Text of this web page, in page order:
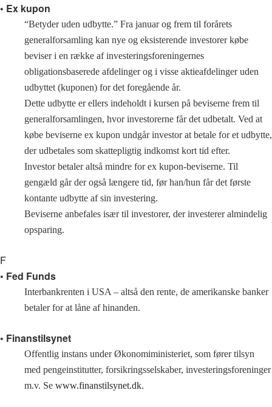
• Ex kupon
“Betyder uden udbytte.” Fra januar og frem til forårets
generalforsamling kan nye og eksisterende investorer købe
beviser i en række af investeringsforeningernes
obligationsbaserede afdelinger og i visse aktieafdelinger uden
udbyttet (kuponen) for det foregående år.
Dette udbytte er ellers indeholdt i kursen på beviserne frem til
generalforsamlingen, hvor investorerne får det udbetalt. Ved at
købe beviserne ex kupon undgår investor at betale for et udbytte,
der udbetales som skattepligtig indkomst kort tid efter.
Investor betaler altså mindre for ex kupon-beviserne. Til
gengæld går der også længere tid, før han/hun får det første
kontante udbytte af sin investering.
Beviserne anbefales især til investorer, der investerer almindelig
opsparing.
F
• Fed Funds
Interbankrenten i USA – altså den rente, de amerikanske banker
betaler for at låne af hinanden.
• Finanstilsynet
Offentlig instans under Økonomiministeriet, som fører tilsyn
med pengeinstitutter, forsikringsselskaber, investeringsforeninger
m.v. Se www.finanstilsynet.dk.